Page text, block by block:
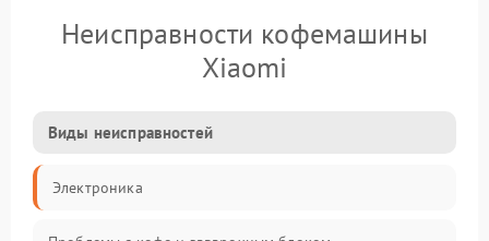
Неисправности кофемашины
Xiaomi
Виды неисправностей
Электроника